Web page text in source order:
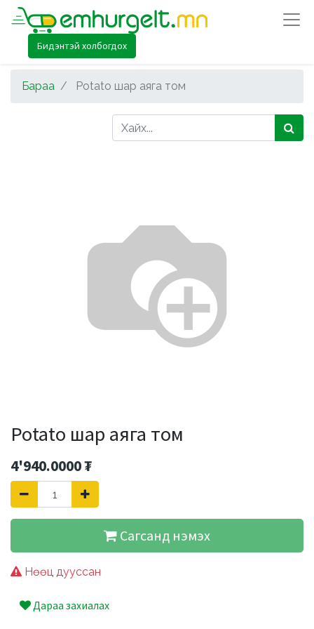
Бидэнтэй холбогдох
Бараа Potato шар аяга том
Potato шар аяга том
4'940.0000₮
Сагсанд нэмэх
Нөөц дууссан
Дараа захиалах